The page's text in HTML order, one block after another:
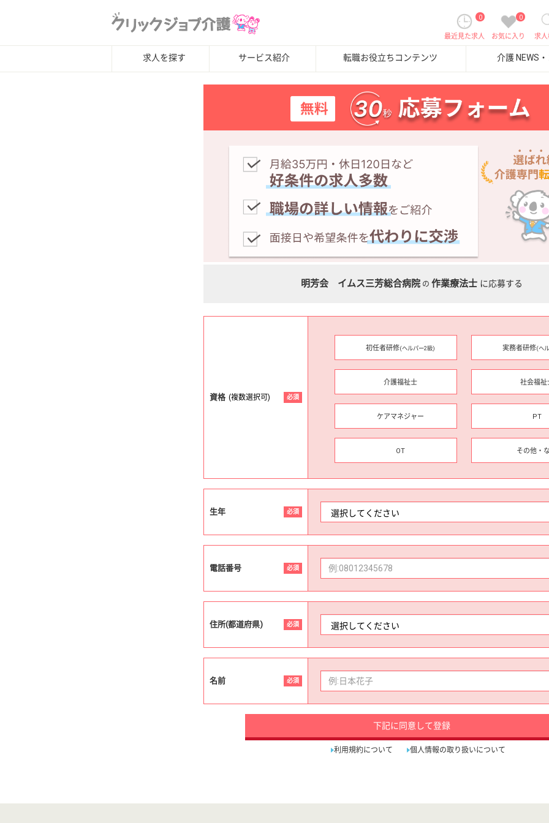
求
0
お気に入り
0
最近見た求人
求人を探す サービス紹介 転職お役立ちコンテンツ 介護 NEWS
明芳会 イムス三芳総合病院 の 作業療法士 に応募する
資格 (複数選択可) 必須
初任者研修(ヘルパー2級) 実務者研修(ヘ
介護福祉士 社会福祉
ケアマネジャー PT
OT その他・
生年 必須
電話番号 必須
住所(都道府県) 必須
名前 必須
下記に同意して登録
利用規約について 個人情報の取り扱いについて